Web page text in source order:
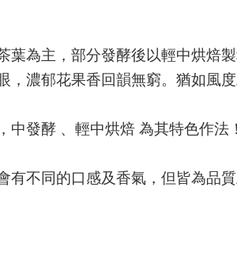
葉為主，部分發酵後以輕中烘焙
濃郁花果香回韻無窮。猶如風
發酵 、輕中烘焙 為其特色作法！
不同的口感及香氣，但皆為品質